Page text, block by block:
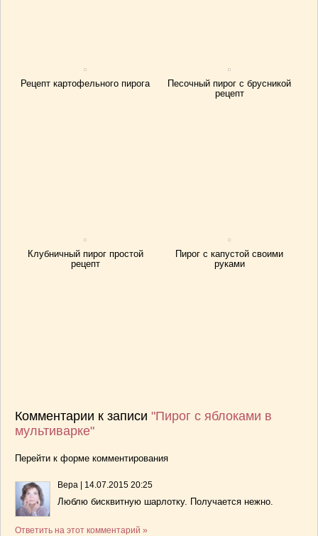
Рецепт картофельного пирога
Песочный пирог с брусникой
рецепт
Клубничный пирог простой
рецепт
Пирог с капустой своими
руками
Комментарии к записи "Пирог с яблоками в
мультиварке"
Перейти к форме комментирования
Вера 14.07.2015 20:25
Люблю бисквитную шарлотку. Получается нежно.
Ответить на этот комментарий »